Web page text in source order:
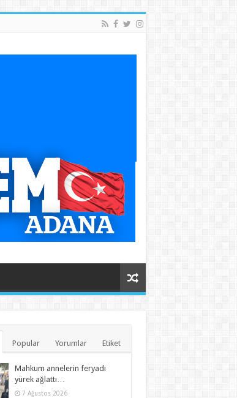
Popular Yorumlar Etiket
Mahkum annelerin feryadı
yürek ağlattı…
7 Ağustos 2026